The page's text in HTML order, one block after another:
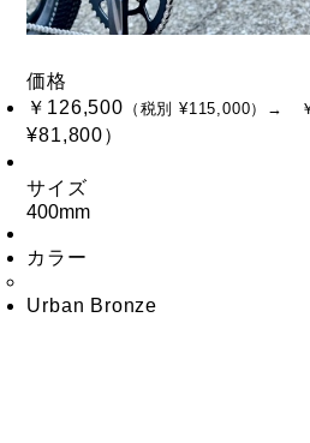
価格
￥126,500 （税別 ¥115,000）→
¥81,800）
サイズ
400mm
カラー
Urban Bronze